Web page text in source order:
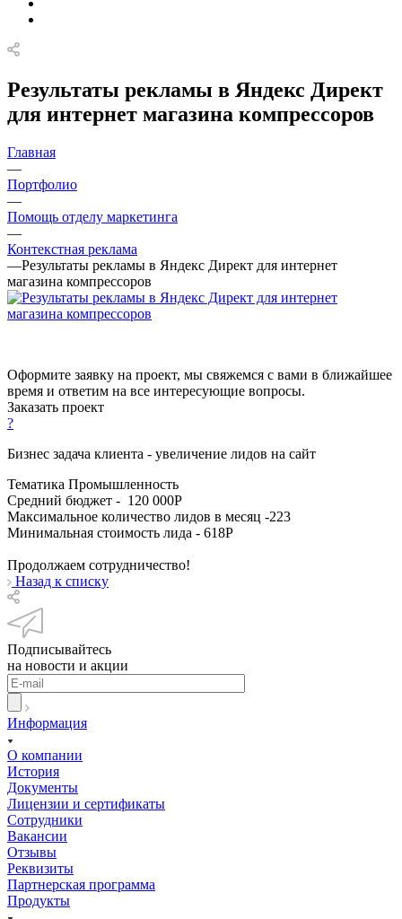
Результаты рекламы в Яндекс Директ
для интернет магазина компрессоров
Главная
—
Портфолио
—
Помощь отделу маркетинга
—
Контекстная реклама
—Результаты рекламы в Яндекс Директ для интернет
магазина компрессоров
Оформите заявку на проект, мы свяжемся с вами в ближайшее
время и ответим на все интересующие вопросы.
Заказать проект
?
Бизнес задача клиента - увеличение лидов на сайт
Тематика Промышленность
Средний бюджет - 120 000Р
Максимальное количество лидов в месяц -223
Минимальная стоимость лида - 618Р
Продолжаем сотрудничество!
Назад к списку
Подписывайтесь
на новости и акции
Информация
О компании
История
Документы
Лицензии и сертификаты
Сотрудники
Вакансии
Отзывы
Реквизиты
Партнерская программа
Продукты